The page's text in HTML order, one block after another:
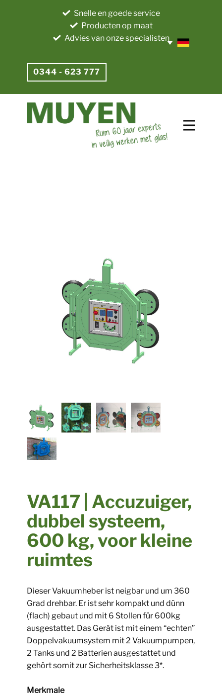
0344 - 623 777​
Snelle en goede service
Producten op maat
Advies van onze specialisten
​​VA117 | Accuzuiger,
dubbel systeem,
600 kg, voor kleine
ruimtes
​Dieser Vakuumheber ist neigbar und um 360
Grad drehbar. Er ist sehr kompakt und dünn
(flach) gebaut und mit 6 Stollen für 600kg
ausgestattet. Das Gerät ist mit einem “echten”
Doppelvakuumsystem mit 2 Vakuumpumpen,
2 Tanks und 2 Batterien ausgestattet und
gehört somit zur Sicherheitsklasse 3*.
Merkmale